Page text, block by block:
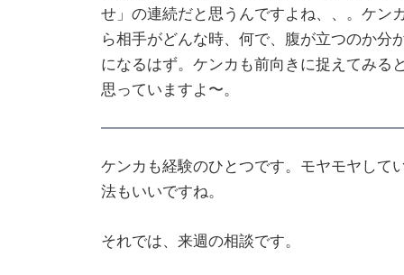
せ」の連続だと思うんですよね、、。ケン
ら相手がどんな時、何で、腹が立つのか
になるはず。ケンカも前向きに捉えてみる
思っていますよ〜。
ケンカも経験のひとつです。モヤモヤして
法もいいですね。
それでは、来週の相談です。